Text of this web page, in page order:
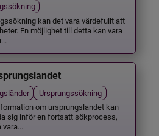
kan det vara värdefullt att
En möjlighet till detta kan vara
Ursprungssökning
om ursprungslandet kan
sig inför en fortsatt sökprocess,